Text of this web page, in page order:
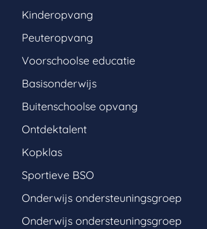
Kinderopvang
Peuteropvang
Voorschoolse educatie
Basisonderwijs
Buitenschoolse opvang
Ontdektalent
Kopklas
Sportieve BSO
Onderwijs ondersteuningsgroep
Onderwijs ondersteuningsgroep